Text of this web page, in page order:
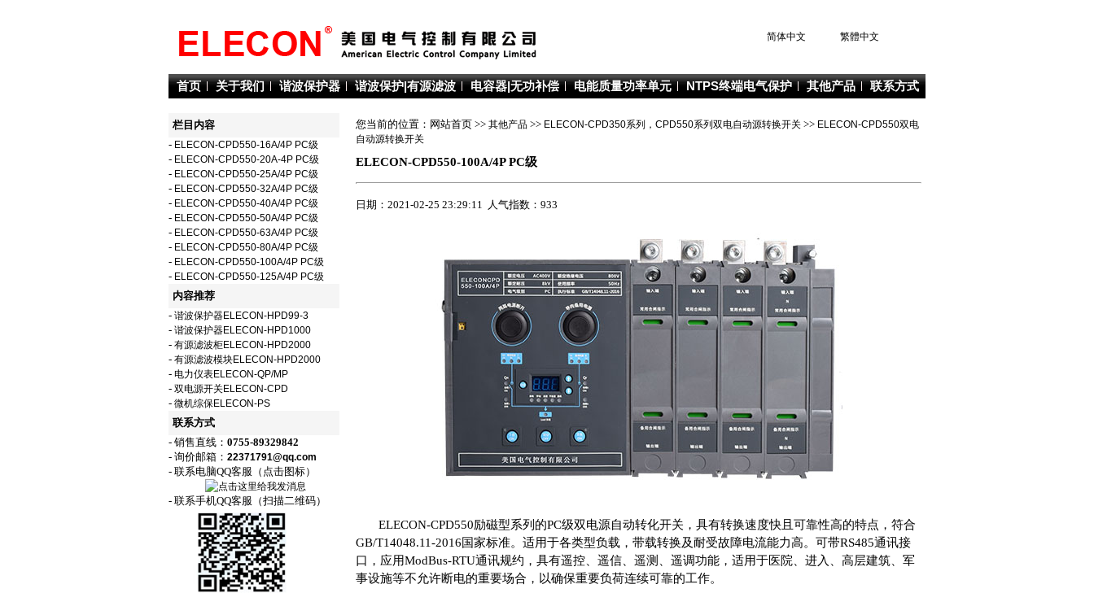
简体中文 繁體中文
首页 关于我们 谐波保护器 谐波保护|有源滤波 电容器|无功补偿 电能质量功率单元 NTPS终端电气保护 其他产品 联系方式
栏目内容
- ELECON-CPD550-16A/4P PC级
- ELECON-CPD550-20A-4P PC级
- ELECON-CPD550-25A/4P PC级
- ELECON-CPD550-32A/4P PC级
- ELECON-CPD550-40A/4P PC级
- ELECON-CPD550-50A/4P PC级
- ELECON-CPD550-63A/4P PC级
- ELECON-CPD550-80A/4P PC级
- ELECON-CPD550-100A/4P PC级
- ELECON-CPD550-125A/4P PC级
内容推荐
- 谐波保护器ELECON-HPD99-3
- 谐波保护器ELECON-HPD1000
- 有源滤波柜ELECON-HPD2000
- 有源滤波模块ELECON-HPD2000
- 电力仪表ELECON-QP/MP
- 双电源开关ELECON-CPD
- 微机综保ELECON-PS
联系方式
- 销售直线： 0755-89329842
- 询价邮箱： 22371791@qq.com
- 联系电脑QQ客服（点击图标）
- 联系手机QQ客服（扫描二维码）
您当前的位置：网站首页 >> 其他产品 >> ELECON-CPD350系列，CPD550系列双电自动源转换开关 >> ELECON-CPD550双电
自动源转换开关
ELECON-CPD550-100A/4P PC级
日期：2021-02-25 23:29:11 人气指数：933
ELECON-CPD550励磁型系列的PC级双电源自动转化开关，具有转换速度快且可靠性高的特点，符合
GB/T14048.11-2016国家标准。适用于各类型负载，带载转换及耐受故障电流能力高。可带RS485通讯接
口，应用ModBus-RTU通讯规约，具有遥控、遥信、遥测、遥调功能，适用于医院、进入、高层建筑、军
事设施等不允许断电的重要场合，以确保重要负荷连续可靠的工作。